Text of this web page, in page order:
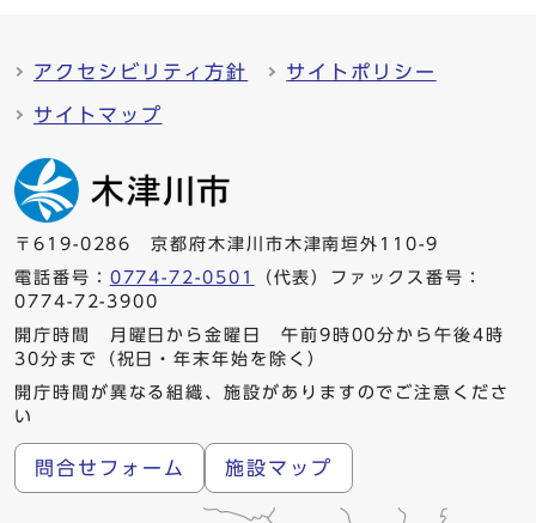
アクセシビリティ方針 サイトポリシー
サイトマップ
〒619-0286 京都府木津川市木津南垣外110-9
電話番号： 0774-72-0501
（代表）ファックス番号：
0774-72-3900
開庁時間 月曜日から金曜日 午前9時00分から午後4時
30分まで（祝日・年末年始を除く）
開庁時間が異なる組織、施設がありますのでご注意くださ
い
問合せフォーム 施設マップ